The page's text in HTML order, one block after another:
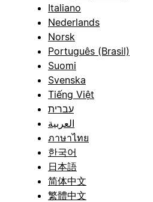
Italiano
Nederlands
Norsk
Português (Brasil)
Suomi
Svenska
Tiếng Việt
עברית
العربية
ภาษาไทย
한국어
日本語
简体中文
繁體中文